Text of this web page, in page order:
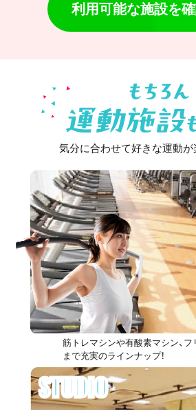
利用可能な施設を
気分に合わせて好きな運動が
筋トレマシンや有酸素マシン、フ
まで充実のラインナップ！
STUDIO